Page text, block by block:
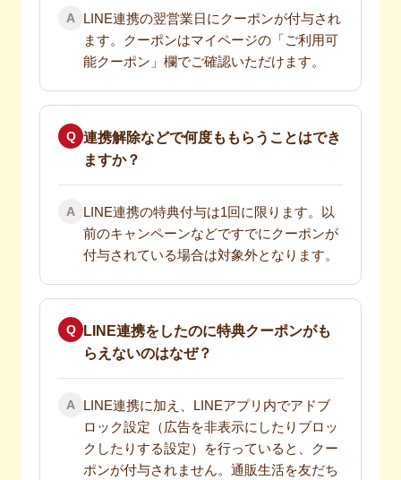
A
LINE連携の翌営業日にクーポンが付与され
ます。クーポンはマイページの「ご利用可
能クーポン」欄でご確認いただけます。
Q 連携解除などで何度ももらうことはでき
ますか？
A
LINE連携の特典付与は1回に限ります。以
前のキャンペーンなどですでにクーポンが
付与されている場合は対象外となります。
Q
LINE連携をしたのに特典クーポンがも
らえないのはなぜ？
A
LINE連携に加え、LINEアプリ内でアドブ
ロック設定（広告を非表示にしたりブロッ
クしたりする設定）を行っていると、クー
ポンが付与されません。通販生活を友だち